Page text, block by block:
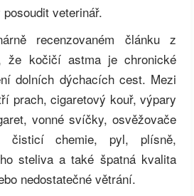
veterinář.
recenzovaném článku z
že kočičí astma je chronické
dolních dýchacích cest. Mezi
prach, cigaretový kouř, výpary
vonné svíčky, osvěžovače
čisticí chemie, pyl, plísně,
steliva a také špatná kvalita
nedostatečné větrání.